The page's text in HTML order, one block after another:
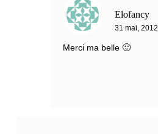
Elofancy
31 mai, 2012
Merci ma belle 🙂